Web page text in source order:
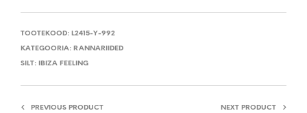
TOOTEKOOD: L2415-Y-992
KATEGOORIA: RANNARIIDED
SILT:
IBIZA FEELING
PREVIOUS PRODUCT NEXT PRODUCT